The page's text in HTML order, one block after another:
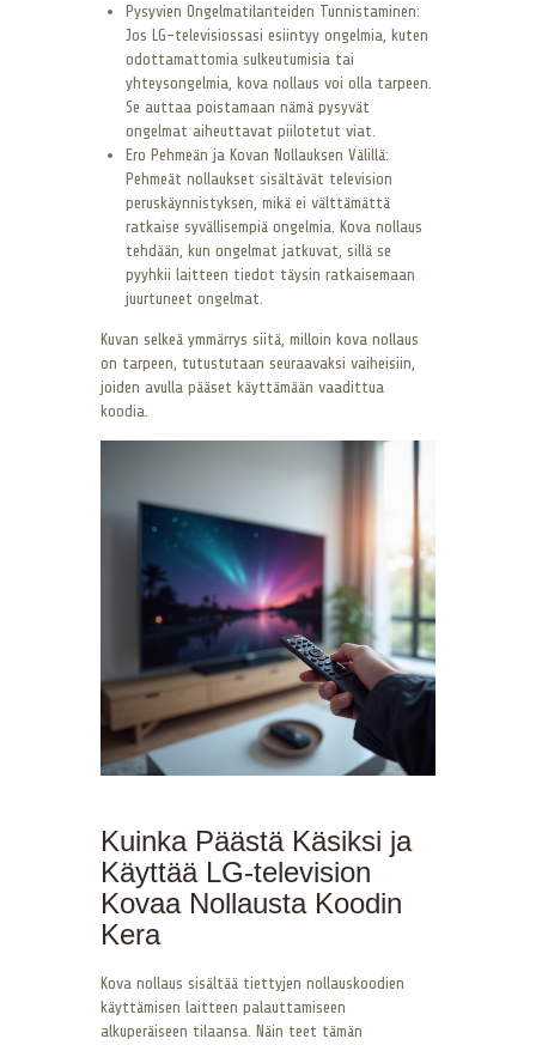
Pysyvien Ongelmatilanteiden Tunnistaminen:
Jos LG-televisiossasi esiintyy ongelmia, kuten
odottamattomia sulkeutumisia tai
yhteysongelmia, kova nollaus voi olla tarpeen.
Se auttaa poistamaan nämä pysyvät
ongelmat aiheuttavat piilotetut viat.
Ero Pehmeän ja Kovan Nollauksen Välillä:
Pehmeät nollaukset sisältävät television
peruskäynnistyksen, mikä ei välttämättä
ratkaise syvällisempiä ongelmia. Kova nollaus
tehdään, kun ongelmat jatkuvat, sillä se
pyyhkii laitteen tiedot täysin ratkaisemaan
juurtuneet ongelmat.
Kuvan selkeä ymmärrys siitä, milloin kova nollaus
on tarpeen, tutustutaan seuraavaksi vaiheisiin,
joiden avulla pääset käyttämään vaadittua
koodia.
Kuinka Päästä Käsiksi ja
Käyttää LG-television
Kovaa Nollausta Koodin
Kera
Kova nollaus sisältää tiettyjen nollauskoodien
käyttämisen laitteen palauttamiseen
alkuperäiseen tilaansa. Näin teet tämän